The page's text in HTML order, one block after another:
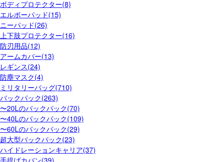
ボディプロテクター(8)
エルボーパッド(15)
ニーパッド(26)
上下肢プロテクター(16)
防刃用品(12)
アームカバー(13)
レギンス(24)
防塵マスク(4)
ミリタリーバッグ(710)
バックパック(263)
〜20Lのバックパック(70)
〜40Lのバックパック(109)
〜60Lのバックパック(29)
超大型バックパック(23)
ハイドレーションキャリア(37)